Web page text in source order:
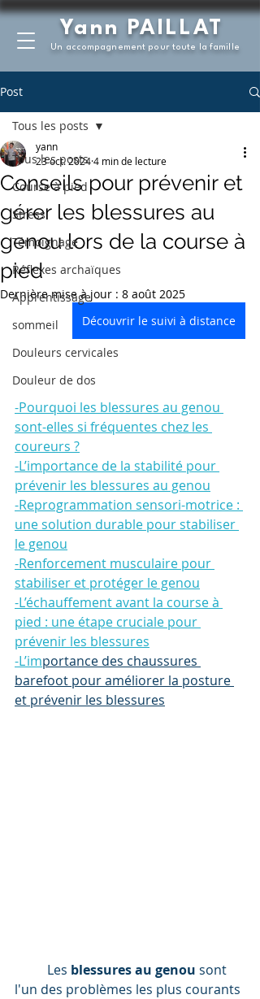
Yann PAILLAT
Un accompagnement pour toute la famille
Post
Tous les posts
Course à pied
Stress
Témoignage
Réflexes archaïques
Apprentissage
sommeil
Douleurs cervicales
Douleur de dos
Tous les posts
Conseils pour prévenir et
gérer les blessures au
genou lors de la course à
pied
yann
23 oct. 20244 min de lecture
Dernière mise à jour : 8 août 2025
Découvrir le suivi à distance
-Pourquoi les blessures au genou
sont-elles si fréquentes chez les
coureurs ?
-L’importance de la stabilité pour
prévenir les blessures au genou
-Reprogrammation sensori-motrice :
une solution durable pour stabiliser
le genou
-Renforcement musculaire pour
stabiliser et protéger le genou
-L’échauffement avant la course à
pied : une étape cruciale pour
prévenir les blessures
-L’importance des chaussures
barefoot pour améliorer la posture
et prévenir les blessures
	Les
blessures au genou sont
l'un des problèmes les plus courants